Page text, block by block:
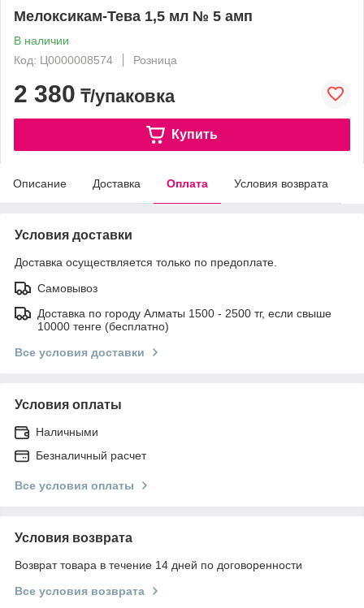
Мелоксикам-Тева 1,5 мл № 5 амп
В наличии
Код: Ц0000008574
Розница
2 380 ₸/упаковка
Купить
Описание Доставка Оплата Условия возврата
Условия доставки
Доставка осуществляется только по предоплате.
Самовывоз
Доставка по городу Алматы 1500 - 2500 тг, если свыше
10000 тенге (бесплатно)
Все условия доставки
Условия оплаты
Наличными
Безналичный расчет
Все условия оплаты
Условия возврата
Возврат товара в течение 14 дней по договоренности
Все условия возврата